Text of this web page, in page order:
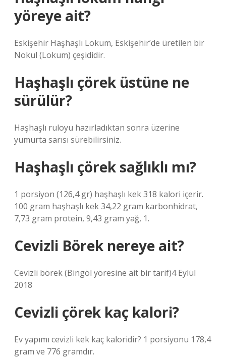
yöreye ait?
Eskişehir Haşhaşlı Lokum, Eskişehir’de üretilen bir
Nokul (Lokum) çeşididir.
Haşhaşlı çörek üstüne ne
sürülür?
Haşhaşlı ruloyu hazırladıktan sonra üzerine
yumurta sarısı sürebilirsiniz.
Haşhaşlı çörek sağlıklı mı?
1 porsiyon (126,4 gr) haşhaşlı kek 318 kalori içerir.
100 gram haşhaşlı kek 34,22 gram karbonhidrat,
7,73 gram protein, 9,43 gram yağ, 1.
Cevizli Börek nereye ait?
Cevizli börek (Bingöl yöresine ait bir tarif)4 Eylül
2018
Cevizli çörek kaç kalori?
Ev yapımı cevizli kek kaç kaloridir? 1 porsiyonu 178,4
gram ve 776 gramdır.